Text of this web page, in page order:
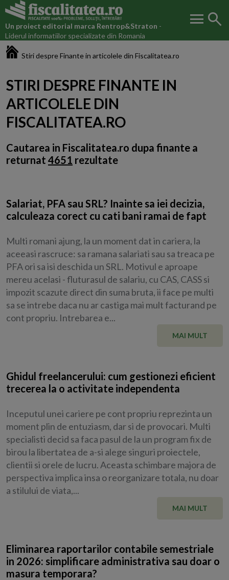
Un proiect editorial marca Rentrop&Straton -
Liderul informatiilor specializate din Romania
menu search
Stiri despre Finante in articolele din Fiscalitatea.ro
STIRI DESPRE FINANTE IN
ARTICOLELE DIN
FISCALITATEA.RO
Cautarea in Fiscalitatea.ro dupa finante a
returnat 4651 rezultate
Salariat, PFA sau SRL? Inainte sa iei decizia,
calculeaza corect cu cati bani ramai de fapt
Multi romani ajung, la un moment dat in cariera, la
aceeasi rascruce: sa ramana salariati sau sa treaca pe
PFA ori sa isi deschida un SRL. Motivul e aproape
mereu acelasi - fluturasul de salariu, cu CAS, CASS si
impozit scazute direct din suma bruta, ii face pe multi
sa se intrebe daca nu ar castiga mai mult facturand pe
cont propriu. Intrebarea e...
MAI MULT
Ghidul freelancerului: cum gestionezi eficient
trecerea la o activitate independenta
Inceputul unei cariere pe cont propriu reprezinta un
moment plin de entuziasm, dar si de provocari. Multi
specialisti decid sa faca pasul de la un program fix de
birou la libertatea de a-si alege singuri proiectele,
clientii si orele de lucru. Aceasta schimbare majora de
perspectiva implica insa o reorganizare totala, nu doar
a stilului de viata,...
MAI MULT
Eliminarea raportarilor contabile semestriale
in 2026: simplificare administrativa sau doar o
masura temporara?